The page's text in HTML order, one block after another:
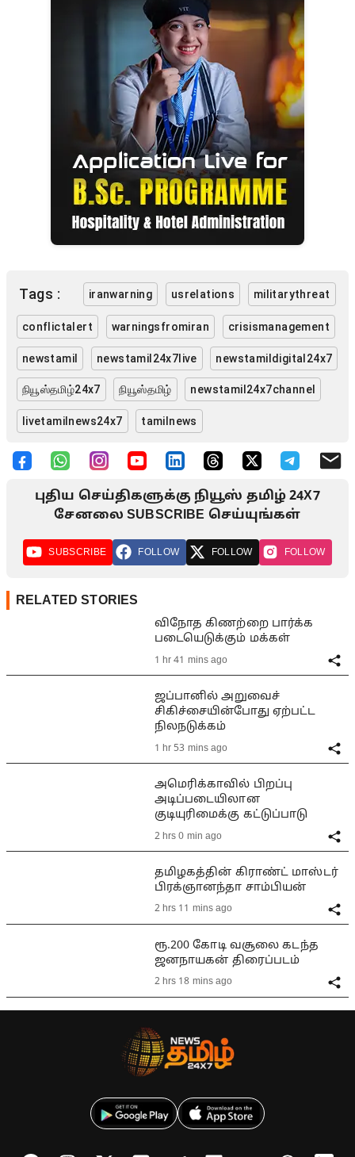
Tags : iranwarning usrelations militarythreat
conflictalert warningsfromiran crisismanagement
newstamil newstamil24x7live newstamildigital24x7
நியூஸ்தமிழ்24x7 நியூஸ்தமிழ் newstamil24x7channel
livetamilnews24x7 tamilnews
புதிய செய்திகளுக்கு நியூஸ் தமிழ் 24X7
சேனலை SUBSCRIBE செய்யுங்கள்
SUBSCRIBE FOLLOW FOLLOW FOLLOW
RELATED STORIES
விநோத கிணற்றை பார்க்க
படையெடுக்கும் மக்கள்
1 hr 41 mins ago
ஜப்பானில் அறுவைச்
சிகிச்சையின்போது ஏற்பட்ட
நிலநடுக்கம்
1 hr 53 mins ago
அமெரிக்காவில் பிறப்பு
அடிப்படையிலான
குடியுரிமைக்கு கட்டுப்பாடு
2 hrs 0 min ago
தமிழகத்தின் கிராண்ட் மாஸ்டர்
பிரக்ஞானந்தா சாம்பியன்
2 hrs 11 mins ago
ரூ.200 கோடி வசூலை கடந்த
ஜனநாயகன் திரைப்படம்
2 hrs 18 mins ago